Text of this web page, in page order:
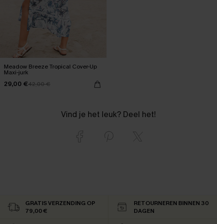
Meadow Breeze Tropical Cover-Up
Maxi-jurk
29,00 €42,00 €
Vind je het leuk? Deel het!
GRATIS VERZENDING OP
79,00 €
RETOURNEREN BINNEN 30
DAGEN